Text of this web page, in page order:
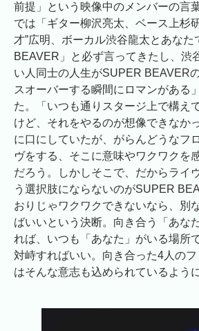
前提」という映像中のメンバーの言
では「ギター柳沢亮太、ベース上杉
才”広明、ボーカル渋谷龍太とあなた
BEAVER」と必ず言ってきたし、渋
い人同士の人生がSUPER BEAVER
スオーバーする瞬間にロマンがある
た。「いつも通りスタージ上で構え
けど、それをやるのが想像できなか
に口にしていたが、がらんどうなフ
ヴをする、そこに意味やワクワクを
だろう。しかしそこで、だからライ
う選択肢にならないのがSUPER
おりじゃワクワクできないなら、別
ばいいという決断。向き合う「あな
れば、いつも「あなた」がいる場所
対峙すればいい。向き合った4人の
はそんな意志も込められているよう